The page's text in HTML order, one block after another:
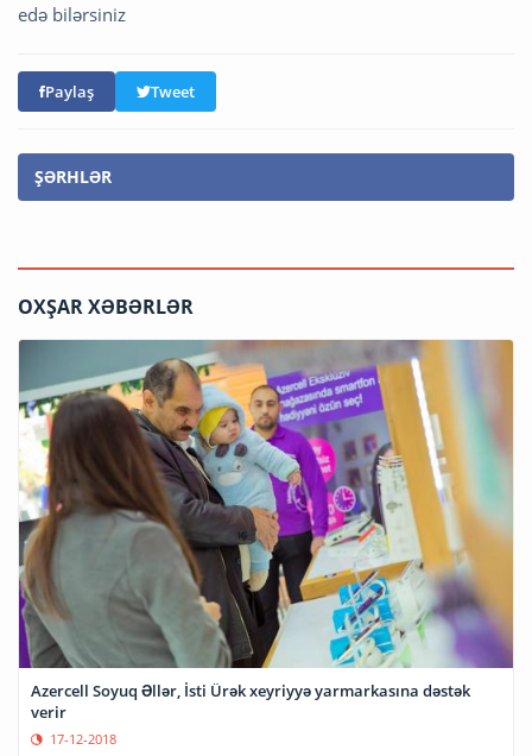
edə bilərsiniz
Paylaş Tweet
ŞƏRHLƏR
OXŞAR XƏBƏRLƏR
Azercell Soyuq Əllər, İsti Ürək xeyriyyə yarmarkasına dəstək
verir
17-12-2018